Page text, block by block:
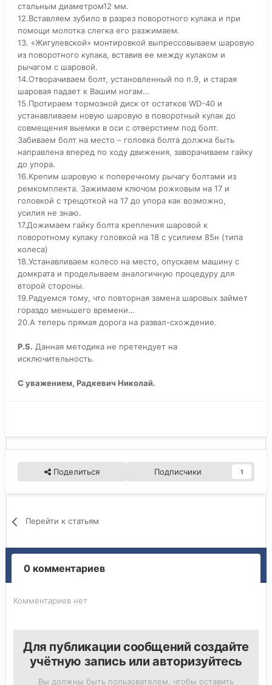
стальным диаметром12 мм.
12.Вставляем зубило в разрез поворотного кулака и при
помощи молотка слегка его разжимаем.
13. «Жигулевской» монтировкой выпрессовываем шаровую
из поворотного кулака, вставив ее между кулаком и
рычагом с шаровой.
14.Отворачиваем болт, установленный по п.9, и старая
шаровая падает к Вашим ногам…
15.Протираем тормозной диск от остатков WD-40 и
устанавливаем новую шаровую в поворотный кулак до
совмещения выемки в оси с отверстием под болт.
Забиваем болт на место – головка болта должна быть
направлена вперед по ходу движения, заворачиваем гайку
до упора.
16.Крепим шаровую к поперечному рычагу болтами из
ремкомплекта. Зажимаем ключом рожковым на 17 и
головкой с трещоткой на 17 до упора как возможно,
усилия не знаю.
17.Дожимаем гайку болта крепления шаровой к
поворотному кулаку головкой на 18 с усилием 85н (типа
колеса)
18.Устанавливаем колесо на место, опускаем машину с
домкрата и проделываем аналогичную процедуру для
второй стороны.
19.Радуемся тому, что повторная замена шаровых займет
гораздо меньшего времени…
20.А теперь прямая дорога на развал-схождение.
P.S. Данная методика не претендует на
исключительность.
С уважением, Радкевич Николай.
Поделиться Подписчики 1
Перейти к статьям
0 комментариев
Комментариев нет
Для публикации сообщений создайте
учётную запись или авторизуйтесь
Вы должны быть пользователем, чтобы оставить